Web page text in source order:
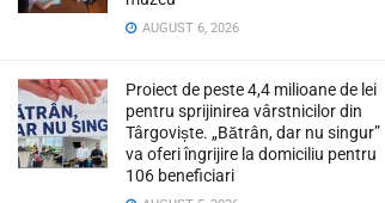
AUGUST 6, 2026
Proiect de peste 4,4 milioane de lei
pentru sprijinirea vârstnicilor din
Târgoviște. „Bătrân, dar nu singur”
va oferi îngrijire la domiciliu pentru
106 beneficiari